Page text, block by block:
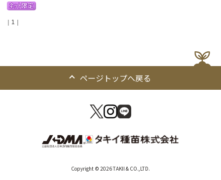
｜1｜
ページトップへ戻る
Copyright © 2026 TAKII & CO.,LTD.